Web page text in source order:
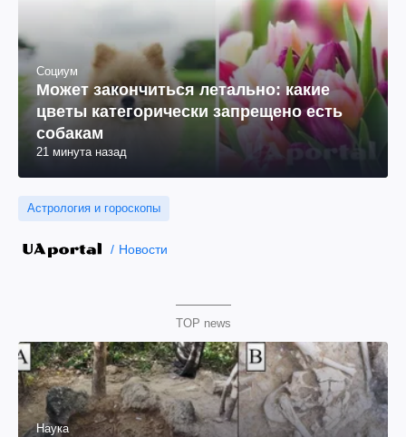
Социум
Может закончиться летально: какие
цветы категорически запрещено есть
собакам
21 минута назад
Астрология и гороскопы
Новости
TOP news
Наука